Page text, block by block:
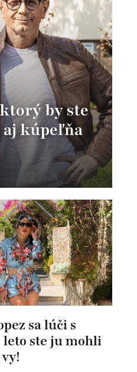
by ste
kúpeľňa
sa lúči s
leto ste ju mohli